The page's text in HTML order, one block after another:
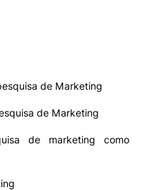
de Marketing
de Marketing
de marketing como